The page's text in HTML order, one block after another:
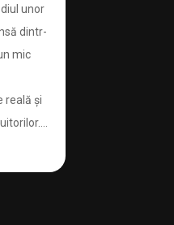
unor
dintr-
mic
reală și